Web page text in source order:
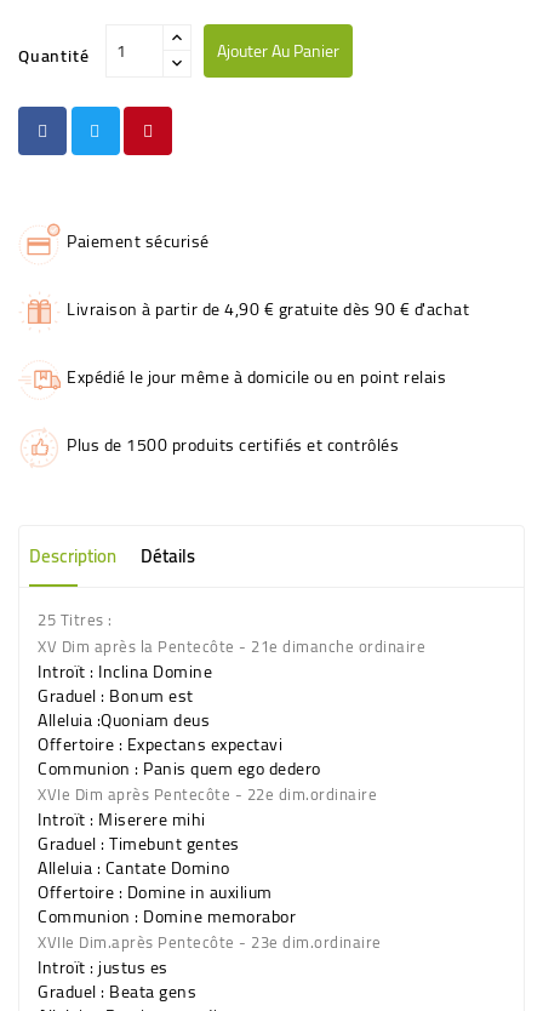
Quantité Ajouter Au Panier
Paiement sécurisé
Livraison à partir de 4,90 € gratuite dès 90 € d'achat
Expédié le jour même à domicile ou en point relais
Plus de 1500 produits certifiés et contrôlés
Description Détails
25 Titres :
XV Dim après la Pentecôte - 21e dimanche ordinaire
Introït : Inclina Domine
Graduel : Bonum est
Alleluia :Quoniam deus
Offertoire : Expectans expectavi
Communion : Panis quem ego dedero
XVIe Dim après Pentecôte - 22e dim.ordinaire
Introït : Miserere mihi
Graduel : Timebunt gentes
Alleluia : Cantate Domino
Offertoire : Domine in auxilium
Communion : Domine memorabor
XVIIe Dim.après Pentecôte - 23e dim.ordinaire
Introït : justus es
Graduel : Beata gens